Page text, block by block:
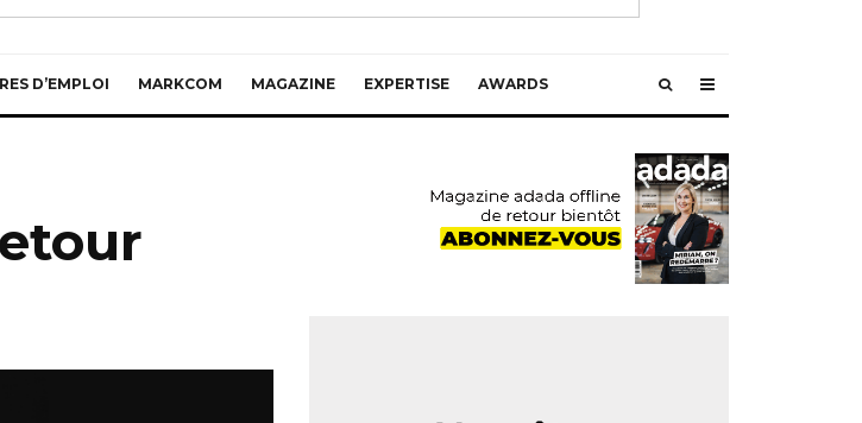
D’EMPLOI MARKCOM MAGAZINE EXPERTISE AWARDS